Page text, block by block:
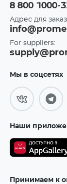
8 800 1000-
Адрес для
For suppliers:
Мы в соцсетях
Наши
Принимаем к